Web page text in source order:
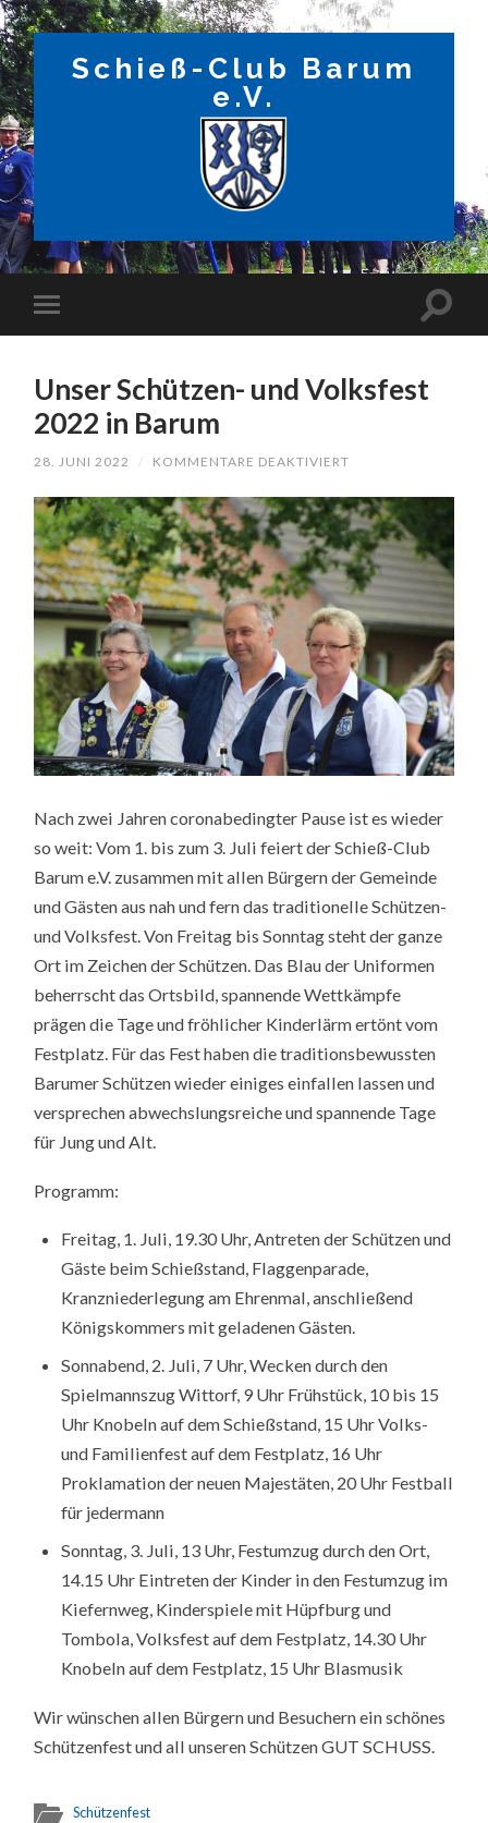
Schieß-Club Barum
e.V.
Unser Schützen- und Volksfest
2022 in Barum
28. JUNI 2022 / KOMMENTARE DEAKTIVIERT
UND
VOLKSFEST
2022
IN
BARUM
Nach zwei Jahren coronabedingter Pause ist es wieder
so weit: Vom 1. bis zum 3. Juli feiert der Schieß-Club
Barum e.V. zusammen mit allen Bürgern der Gemeinde
und Gästen aus nah und fern das traditionelle Schützen-
und Volksfest. Von Freitag bis Sonntag steht der ganze
Ort im Zeichen der Schützen. Das Blau der Uniformen
beherrscht das Ortsbild, spannende Wettkämpfe
prägen die Tage und fröhlicher Kinderlärm ertönt vom
Festplatz. Für das Fest haben die traditionsbewussten
Barumer Schützen wieder einiges einfallen lassen und
versprechen abwechslungsreiche und spannende Tage
für Jung und Alt.
Programm:
Freitag, 1. Juli, 19.30 Uhr, Antreten der Schützen und
Gäste beim Schießstand, Flaggenparade,
Kranzniederlegung am Ehrenmal, anschließend
Königskommers mit geladenen Gästen.
Sonnabend, 2. Juli, 7 Uhr, Wecken durch den
Spielmannszug Wittorf, 9 Uhr Frühstück, 10 bis 15
Uhr Knobeln auf dem Schießstand, 15 Uhr Volks-
und Familienfest auf dem Festplatz, 16 Uhr
Proklamation der neuen Majestäten, 20 Uhr Festball
für jedermann
Sonntag, 3. Juli, 13 Uhr, Festumzug durch den Ort,
14.15 Uhr Eintreten der Kinder in den Festumzug im
Kiefernweg, Kinderspiele mit Hüpfburg und
Tombola, Volksfest auf dem Festplatz, 14.30 Uhr
Knobeln auf dem Festplatz, 15 Uhr Blasmusik
Wir wünschen allen Bürgern und Besuchern ein schönes
Schützenfest und all unseren Schützen GUT SCHUSS.
Schützenfest